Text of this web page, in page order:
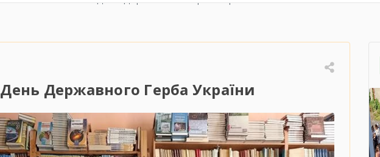
День Державного Герба України